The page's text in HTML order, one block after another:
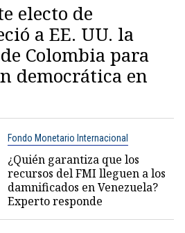
electo de
a EE. UU. la
Colombia para
democrática en
Fondo Monetario Internacional
¿Quién garantiza que los
recursos del FMI lleguen a los
damnificados en Venezuela?
Experto responde